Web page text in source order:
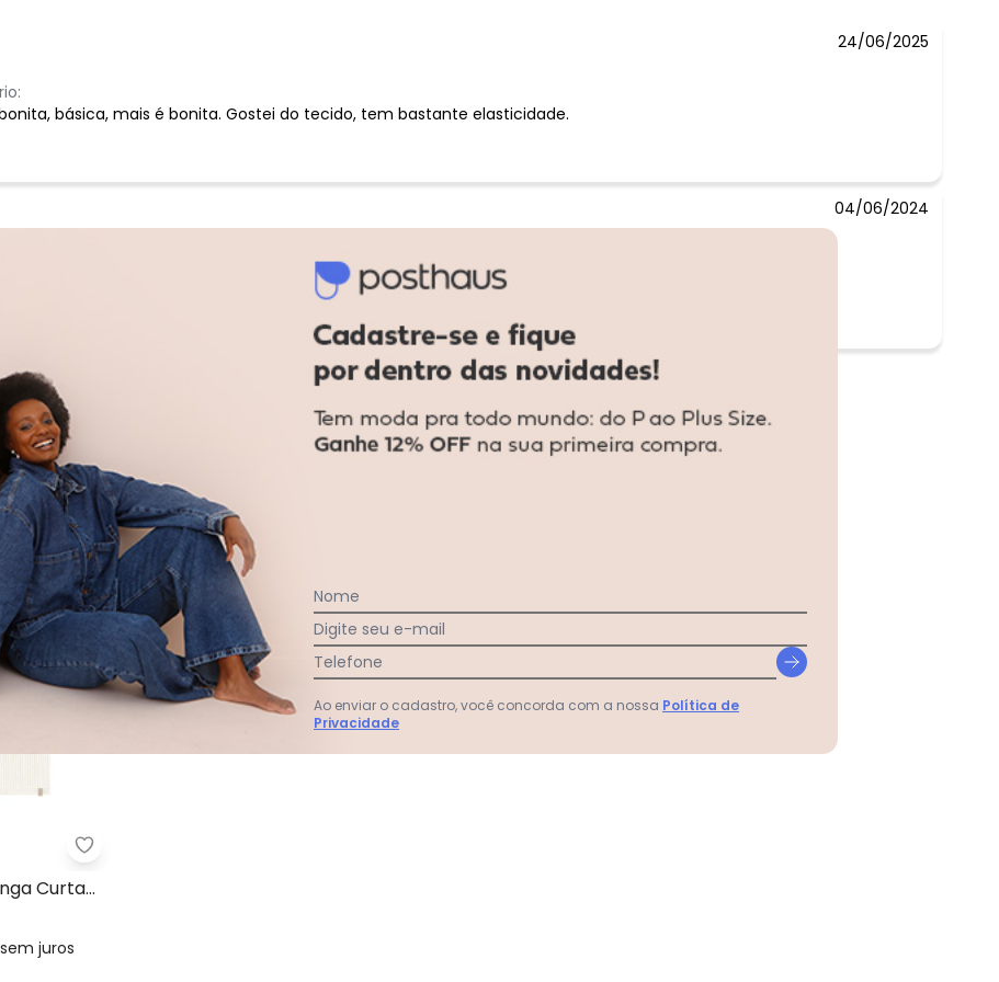
24/06/2025
básica, mais é bonita. Gostei do tecido, tem bastante elasticidade.
04/06/2024
Ver todas as avaliações
Manga Curta Branco
Gloss - Blusa Juvenil Manga Curta Ribana Branco
Curta
sem juros
Nome
Digite seu e-mail
Telefone
Ao enviar o cadastro, você concorda com a nossa Política de
Privacidade